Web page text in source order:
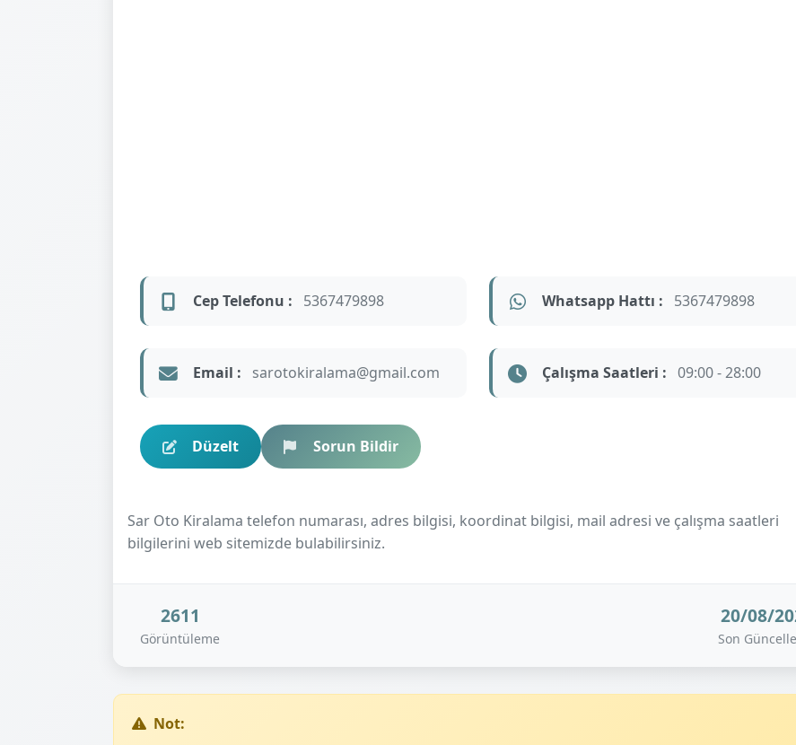
Cep Telefonu : 5367479898 Whatsapp Hattı : 5367479898
Email : sarotokiralama@gmail.com Çalışma Saatleri : 09:00 - 28:00
Düzelt Sorun Bildir
Sar Oto Kiralama telefon numarası, adres bilgisi, koordinat bilgisi, mail adresi ve çalışma saatleri
bilgilerini web sitemizde bulabilirsiniz.
2611
Görüntüleme
20/08/
Son
Not: